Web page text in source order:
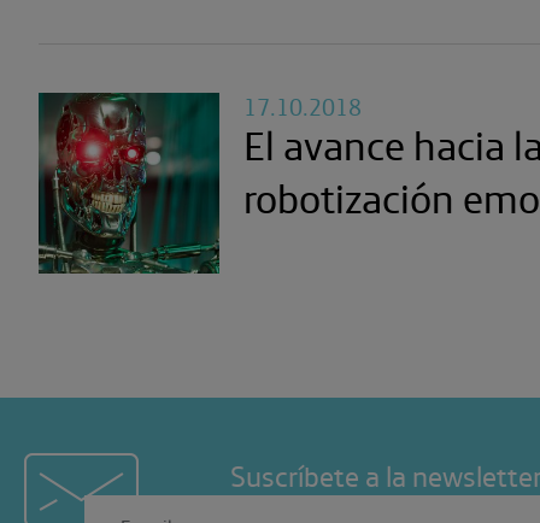
17.10.2018
El avance hacia
robotización
Suscríbete a la